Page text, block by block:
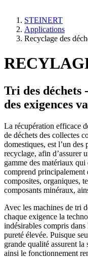
STEINERT
Applications
Recyclage des
Tri des déchets
des exigences
La récupération efficace
de déchets des collectes
domestiques, est l’un des
recyclage, afin d’assurer
gamme des matériaux qui
comprend principalement
composites, organiques,
composants minéraux,
Avec les machines de tri
chaque exigence la
indésirables compris
pureté élevée. Puisque
grande qualité assurent
ainsi le fonctionnement